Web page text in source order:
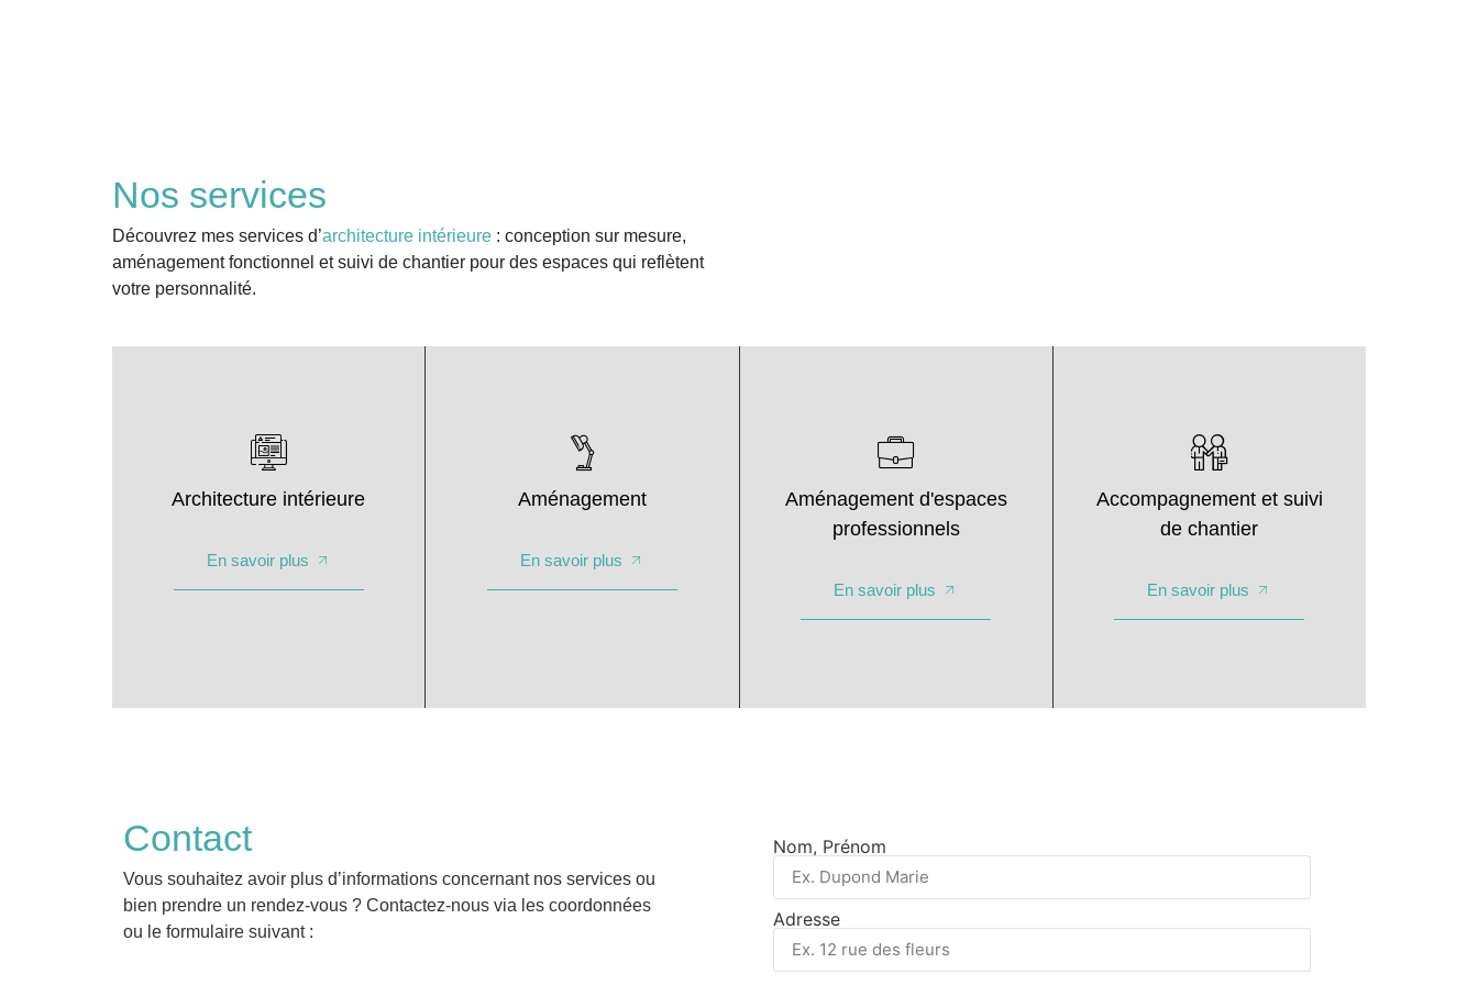
Nos services
Découvrez mes services d’architecture intérieure : conception sur mesure,
aménagement fonctionnel et suivi de chantier pour des espaces qui reflètent
votre personnalité.
Architecture intérieure
En savoir plus
Aménagement
En savoir plus
Aménagement d'espaces
professionnels
En savoir plus
Accompagnement et suivi
de chantier
En savoir plus
Contact
Vous souhaitez avoir plus d’informations concernant nos services ou
bien prendre un rendez-vous ? Contactez-nous via les coordonnées
ou le formulaire suivant :
Nom, Prénom
Adresse